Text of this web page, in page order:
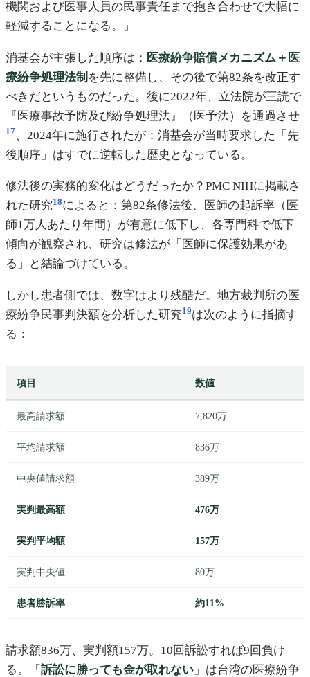
機関および医事人員の民事責任まで抱き合わせで大幅に
軽減することになる。」
消基会が主張した順序は： 医療紛争賠償メカニズム＋医
療紛争処理法制 を先に整備し、その後で第82条を改正す
べきだというものだった。後に2022年、立法院が三読で
『医療事故予防及び紛争処理法』（医予法）を通過させ
17、2024年に施行されたが：消基会が当時要求した「先
後順序」はすでに逆転した歴史となっている。
修法後の実務的変化はどうだったか？PMC NIHに掲載さ
れた研究18によると：第82条修法後、医師の起訴率（医
師1万人あたり年間）が有意に低下し、各専門科で低下
傾向が観察され、研究は修法が「医師に保護効果があ
る」と結論づけている。
しかし患者側では、数字はより残酷だ。地方裁判所の医
療紛争民事判決額を分析した研究19は次のように指摘す
る：
項目 数値
最高請求額 7,820万
平均請求額 836万
中央値請求額 389万
実判最高額 476万
実判平均額 157万
実判中央値 80万
患者勝訴率 約11%
請求額836万、実判額157万。10回訴訟すれば9回負け
る。「 訴訟に勝っても金が取れない 」は台湾の医療紛争